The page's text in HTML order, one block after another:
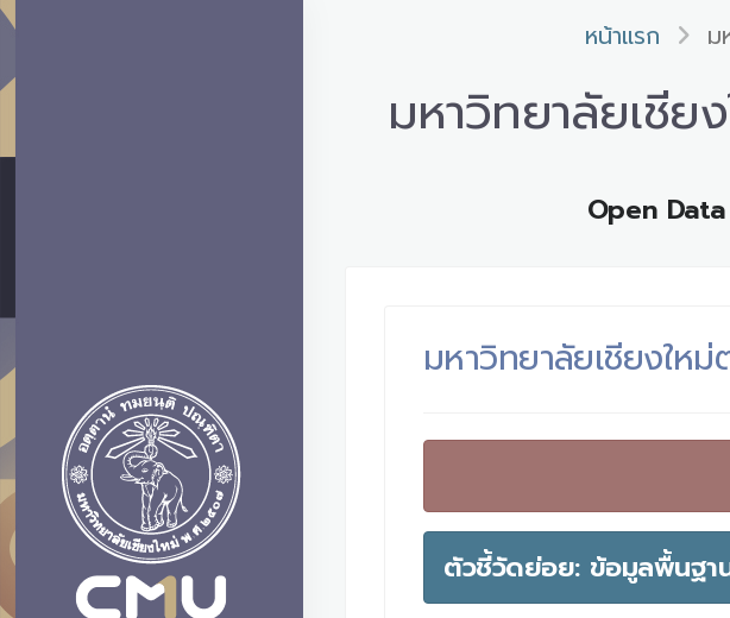
หน้าแรก ม
มหาวิทยาลัยเชีย
Open
มหาวิทยาลัยเชียงให
ตัวชี้วัดย่อย: ข้อมูลพื้นฐา